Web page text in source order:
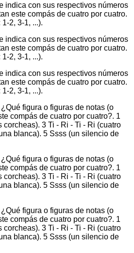
indica con sus respectivos números
este compás de cuatro por cuatro.
2, 3-1, ...).
indica con sus respectivos números
este compás de cuatro por cuatro.
2, 3-1, ...).
indica con sus respectivos números
este compás de cuatro por cuatro.
2, 3-1, ...).
figura o figuras de notas (o
compás de cuatro por cuatro?. 1
corcheas). 3 Ti - Ri - Ti - Ri (cuatro
blanca). 5 Ssss (un silencio de
figura o figuras de notas (o
compás de cuatro por cuatro?. 1
corcheas). 3 Ti - Ri - Ti - Ri (cuatro
blanca). 5 Ssss (un silencio de
figura o figuras de notas (o
compás de cuatro por cuatro?. 1
corcheas). 3 Ti - Ri - Ti - Ri (cuatro
blanca). 5 Ssss (un silencio de